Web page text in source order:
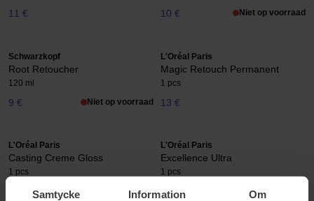
Samtycke Information Om
11 € 10 € Niet op voorraad
Schwarzkopf
Root Retoucher
120 ml
9 € Niet op voorraad
L'Oréal Paris
Magic Retouch Permanent
1 pcs
13 €
L'Oréal Paris
Casting Creme Gloss
1 pcs
L'Oréal Paris
Excellence Ultra
1 pcs
11 €